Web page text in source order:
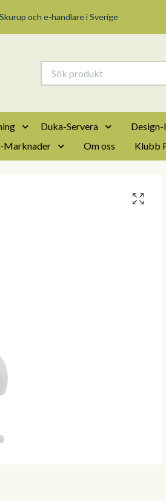
och e-handlare i Sverige
Duka-Servera
Marknader Om oss Klubb